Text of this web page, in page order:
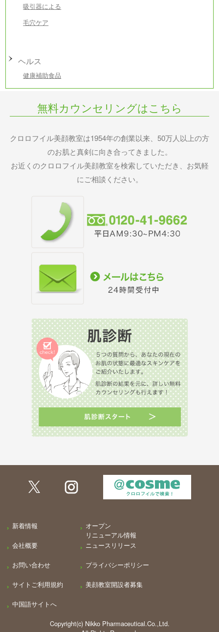
吸引器による
毛穴ケア
ヘルス
健康補助食品
無料カウンセリングはこちら
クロロフイル美顔教室は1954年の創業以来、50万人以上の方
のお肌と真剣に向き合ってきました。
お近くのクロロフイル美顔教室を検索していただき、お気軽
にご相談ください。
新着情報
オープン
リニューアル情報
会社概要
ニュースリリース
お問い合わせ プライバシーポリシー
サイトご利用規約 美顔教室開設者募集
中国語サイトへ
Copyright(c) Nikko Pharmaceutical.Co.,Ltd.